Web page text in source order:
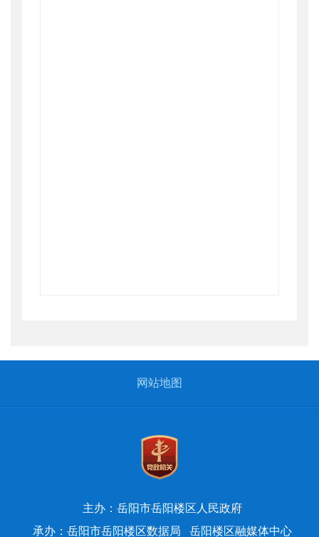
网站地图
主办：岳阳市岳阳楼区人民政府
承办：岳阳市岳阳楼区数据局
岳阳楼区融媒体中心